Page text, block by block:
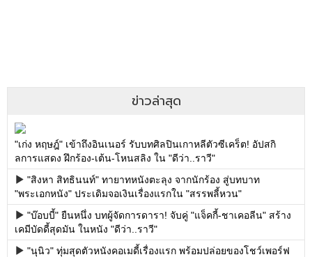
ข่าวล่าสุด
"เก่ง หฤษฎ์" เข้าถึงอินเนอร์ รับบทศิลปินเกาหลีตัวซีเคร็ต! อัปสกิ
ลการแสดง ฝึกร้อง-เต้น-โหนสลิง ใน "ดีว่า..ราวี"
"สิงหา สิทธินนท์" ทายาทหนังตะลุง จากนักร้อง สู่บทบาท
"พระเอกหนัง" ประเดิมจอเงินเรื่องแรกใน "สรรพลี้หวน"
"บ๊อบบี้" ยืนหนึ่ง บทผู้จัดการดารา! จับคู่ "แจ็คกี้-ชาเคอลีน" สร้าง
เคมีบัดดี้สุดมัน ในหนัง "ดีว่า..ราวี"
"นุนิว" ทุ่มสุดตัวหนังคอเมดี้เรื่องแรก พร้อมปล่อยของโชว์เพอร์ฟ